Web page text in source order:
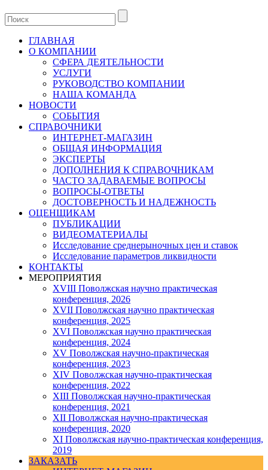
ГЛАВНАЯ
О КОМПАНИИ
СФЕРА ДЕЯТЕЛЬНОСТИ
УСЛУГИ
РУКОВОДСТВО КОМПАНИИ
НАША КОМАНДА
НОВОСТИ
СОБЫТИЯ
СПРАВОЧНИКИ
ИНТЕРНЕТ-МАГАЗИН
ОБЩАЯ ИНФОРМАЦИЯ
ЭКСПЕРТЫ
ДОПОЛНЕНИЯ К СПРАВОЧНИКАМ
ЧАСТО ЗАДАВАЕМЫЕ ВОПРОСЫ
ВОПРОСЫ-ОТВЕТЫ
ДОСТОВЕРНОСТЬ И НАДЕЖНОСТЬ
ОЦЕНЩИКАМ
ПУБЛИКАЦИИ
ВИДЕОМАТЕРИАЛЫ
Исследование среднерыночных цен и ставок
Исследование параметров ликвидности
КОНТАКТЫ
МЕРОПРИЯТИЯ
XVIII Поволжская научно практическая
конференция, 2026
XVII Поволжская научно практическая
конференция, 2025
XVI Поволжская научно практическая
конференция, 2024
ХV Поволжская научно-практическая
конференция, 2023
ХIV Поволжская научно-практическая
конференция, 2022
ХIII Поволжская научно-практическая
конференция, 2021
ХII Поволжская научно-практическая
конференция, 2020
XI Поволжская научно-практическая конференция,
2019
ЗАКАЗАТЬ